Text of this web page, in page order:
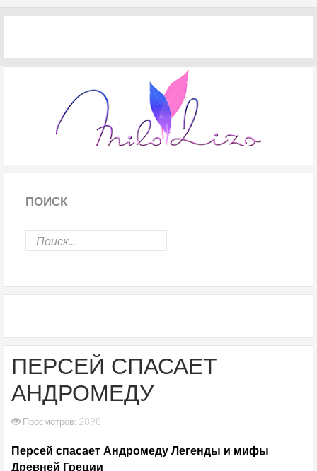
ПОИСК
ПЕРСЕЙ СПАСАЕТ
АНДРОМЕДУ
Просмотров: 2898
Персей спасает Андромеду Легенды и мифы
Древней Греции